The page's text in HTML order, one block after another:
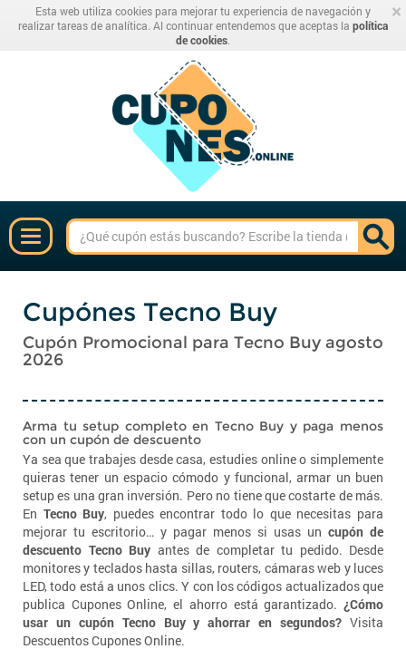
×
Esta web utiliza cookies para mejorar tu experiencia de navegación y
realizar tareas de analítica. Al continuar entendemos que aceptas la política
de cookies
Cupónes Tecno Buy
Cupón Promocional para Tecno Buy agosto
2026
Arma tu setup completo en Tecno Buy y paga menos
con un cupón de descuento
Ya sea que trabajes desde casa, estudies online o simplemente
quieras tener un espacio cómodo y funcional, armar un buen
setup es una gran inversión. Pero no tiene que costarte de más.
En Tecno Buy, puedes encontrar todo lo que necesitas para
mejorar tu escritorio… y pagar menos si usas un cupón de
descuento Tecno Buy antes de completar tu pedido. Desde
monitores y teclados hasta sillas, routers, cámaras web y luces
LED, todo está a unos clics. Y con los códigos actualizados que
publica Cupones Online, el ahorro está garantizado. ¿Cómo
usar un cupón Tecno Buy y ahorrar en segundos? Visita
Descuentos Cupones Online.